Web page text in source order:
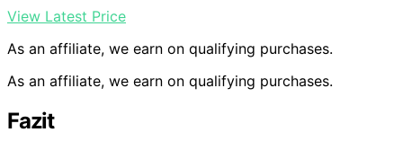
View Latest Price
As an affiliate, we earn on qualifying purchases.
As an affiliate, we earn on qualifying purchases.
Fazit